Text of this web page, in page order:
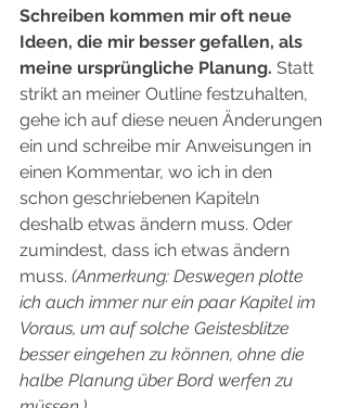
Schreiben kommen mir oft neue
Ideen, die mir besser gefallen, als
meine ursprüngliche Planung. Statt
strikt an meiner Outline festzuhalten,
gehe ich auf diese neuen Änderungen
ein und schreibe mir Anweisungen in
einen Kommentar, wo ich in den
schon geschriebenen Kapiteln
deshalb etwas ändern muss. Oder
zumindest, dass ich etwas ändern
muss. (Anmerkung: Deswegen plotte
ich auch immer nur ein paar Kapitel im
Voraus, um auf solche Geistesblitze
besser eingehen zu können, ohne die
halbe Planung über Bord werfen zu